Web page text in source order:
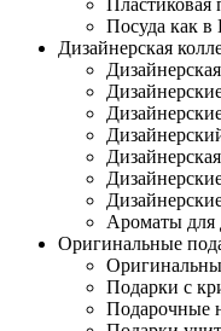
Пластиковая
Посуда как
Дизайнерская
Ароматы для
Оригинальные
Подарки с
Подарочные